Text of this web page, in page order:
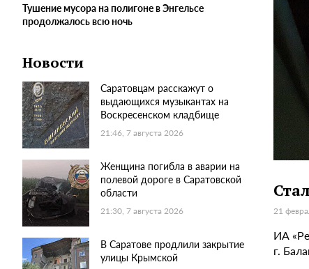
Тушение мусора на полигоне в Энгельсе
продолжалось всю ночь
Новости
Саратовцам расскажут о
выдающихся музыкантах на
Воскресенском кладбище
21:46, 7 августа 2026
Женщина погибла в аварии на
полевой дороге в Саратовской
области
21:30, 7 августа 2026
В Саратове продлили закрытие
улицы Крымской
21
ИА
г.